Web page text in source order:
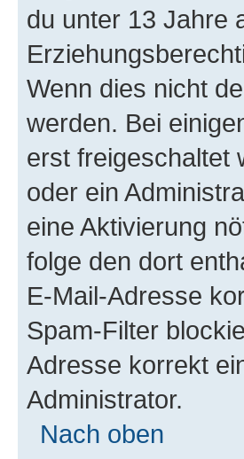
du unter 13 Jahre
Wenn dies nicht
werden. Bei
erst freigeschaltet
oder ein
eine Aktivierung
folge den dort
E-Mail-Adresse
Spam-Filter
Adresse korrekt
Administrator.
Nach oben